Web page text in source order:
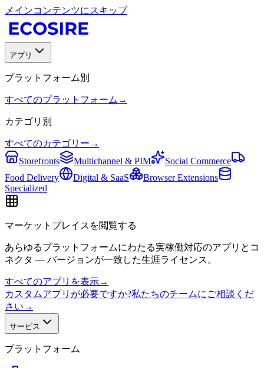
メインコンテンツにスキップ
アプリ
プラットフォーム別
すべてのプラットフォーム →
カテゴリ別
すべてのカテゴリー →
Storefronts
Multichannel & PIM
Social Commerce
Food Delivery
Digital & SaaS
Browser Extensions
Specialized
マーケットプレイスを閲覧する
あらゆるプラットフォームにわたる実稼働対応のアプリとコ
ネクタ — バージョンが一致した生涯ライセンス。
すべてのアプリを表示→
カスタムアプリが必要ですか?私たちのチームにご相談くだ
さい →
サービス
プラットフォーム